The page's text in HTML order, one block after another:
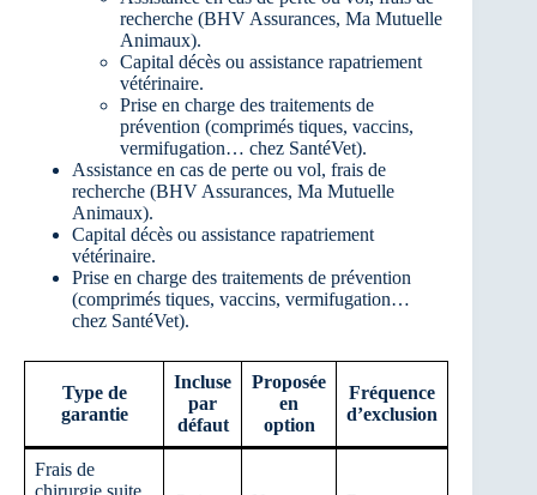
recherche (BHV Assurances, Ma Mutuelle
Animaux).
Capital décès ou assistance rapatriement
vétérinaire.
Prise en charge des traitements de
prévention (comprimés tiques, vaccins,
vermifugation… chez SantéVet).
Assistance en cas de perte ou vol, frais de
recherche (BHV Assurances, Ma Mutuelle
Animaux).
Capital décès ou assistance rapatriement
vétérinaire.
Prise en charge des traitements de prévention
(comprimés tiques, vaccins, vermifugation…
chez SantéVet).
Type de
garantie
Incluse
par
défaut
Proposée
en
option
Fréquence
d’exclusion
Frais de
chirurgie suite